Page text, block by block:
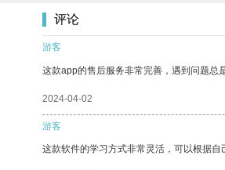
评论
游客
这款app的售后服务非常完善，遇到问题总
2024-04-02
游客
这款软件的学习方式非常灵活，可以根据自